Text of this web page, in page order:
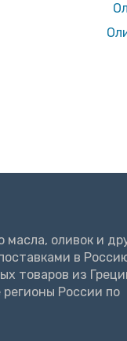
масла, оливок и
в
товаров из
России по